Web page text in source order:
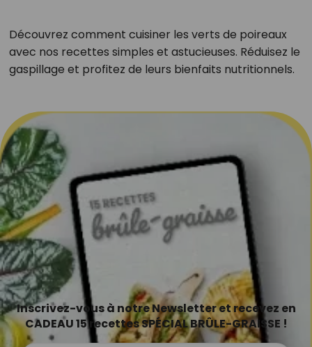
Découvrez comment cuisiner les verts de poireaux
avec nos recettes simples et astucieuses. Réduisez le
gaspillage et profitez de leurs bienfaits nutritionnels.
Inscrivez-vous à notre Newsletter et recevez en
CADEAU 15 recettes SPÉCIAL BRÛLE-GRAISSE !